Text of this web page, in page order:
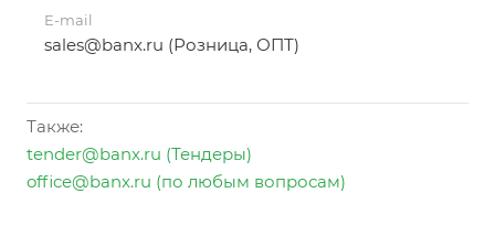
E-mail
sales@banx.ru (Розница, ОПТ)
Также:
tender@banx.ru (Тендеры)
office@banx.ru (по любым вопросам)